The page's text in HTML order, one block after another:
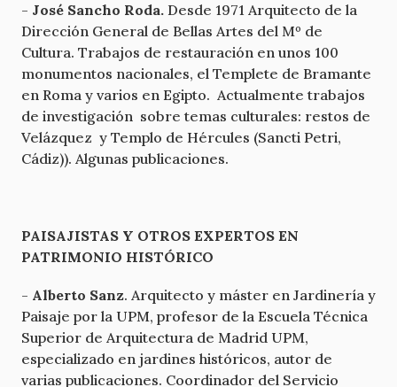
- José Sancho Roda. Desde 1971 Arquitecto de la
Dirección General de Bellas Artes del Mº de
Cultura. Trabajos de restauración en unos 100
monumentos nacionales, el Templete de Bramante
en Roma y varios en Egipto. Actualmente trabajos
de investigación sobre temas culturales: restos de
Velázquez y Templo de Hércules (Sancti Petri,
Cádiz)). Algunas publicaciones.
PAISAJISTAS Y OTROS EXPERTOS EN
PATRIMONIO HISTÓRICO
- Alberto Sanz. Arquitecto y máster en Jardinería y
Paisaje por la UPM, profesor de la Escuela Técnica
Superior de Arquitectura de Madrid UPM,
especializado en jardines históricos, autor de
varias publicaciones. Coordinador del Servicio